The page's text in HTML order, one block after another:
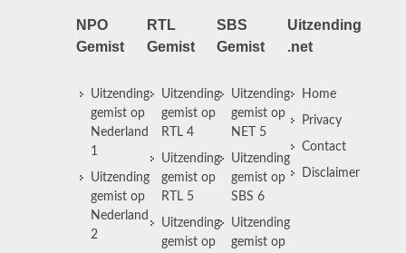
NPO
Gemist
Uitzending
gemist op
Nederland
1
Uitzending
gemist op
Nederland
2
RTL
Gemist
Uitzending
gemist op
RTL 4
Uitzending
gemist op
RTL 5
Uitzending
gemist op
SBS
Gemist
Uitzending
gemist op
NET 5
Uitzending
gemist op
SBS 6
Uitzending
gemist op
Uitzending
.net
Home
Privacy
Contact
Disclaimer